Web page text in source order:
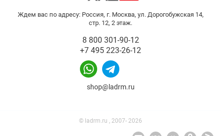
Ждем вас по адресу: Россия, г. Москва, ул. Дорогобужская 14,
стр. 12, 2 этаж.
8 800 301-90-12
+7 495 223-26-12
shop@ladrm.ru
© ladrm.ru , 2007- 2026